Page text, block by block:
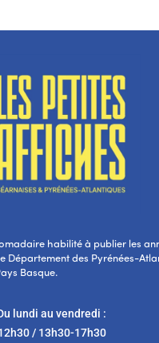
habilité à publier les
Département des Pyrénées-
Basque.
lundi au vendredi :
/ 13h30-17h30